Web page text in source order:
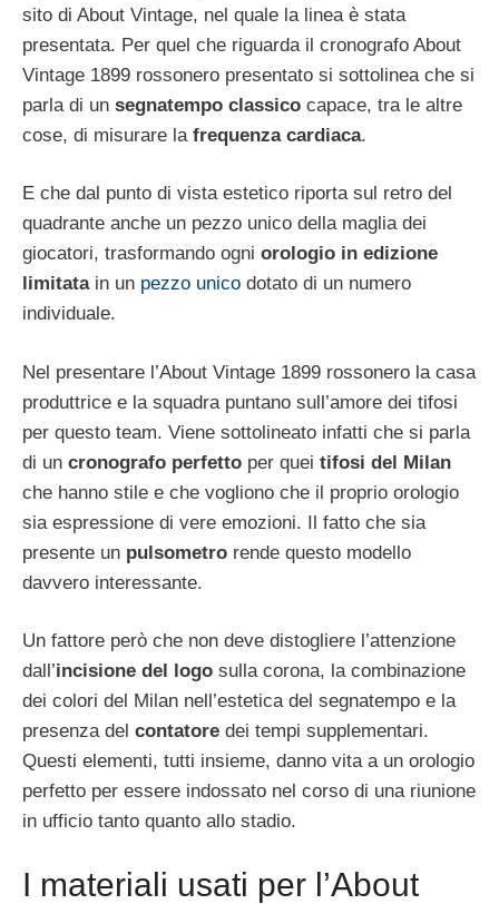
sito di About Vintage, nel quale la linea è stata
presentata. Per quel che riguarda il cronografo About
Vintage 1899 rossonero presentato si sottolinea che si
parla di un segnatempo classico capace, tra le altre
cose, di misurare la frequenza cardiaca.
E che dal punto di vista estetico riporta sul retro del
quadrante anche un pezzo unico della maglia dei
giocatori, trasformando ogni orologio in edizione
limitatain un pezzo unico dotato di un numero
individuale.
Nel presentare l’About Vintage 1899 rossonero la casa
produttrice e la squadra puntano sull’amore dei tifosi
per questo team. Viene sottolineato infatti che si parla
di un cronografo perfetto per quei tifosi del Milan
che hanno stile e che vogliono che il proprio orologio
sia espressione di vere emozioni. Il fatto che sia
presente un pulsometro rende questo modello
davvero interessante.
Un fattore però che non deve distogliere l’attenzione
dall’incisione del logo sulla corona, la combinazione
dei colori del Milan nell’estetica del segnatempo e la
presenza del contatore dei tempi supplementari.
Questi elementi, tutti insieme, danno vita a un orologio
perfetto per essere indossato nel corso di una riunione
in ufficio tanto quanto allo stadio.
I materiali usati per l’About